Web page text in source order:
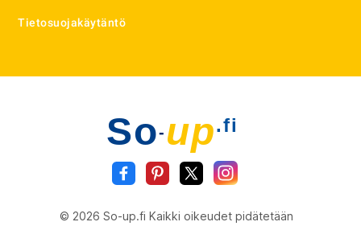
Tietosuojakäytäntö
So- up.fi
© 2026 So-up.fi Kaikki oikeudet pidätetään